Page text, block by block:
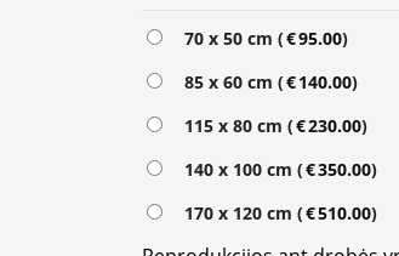
70 x 50 cm (€95.00)
85 x 60 cm (€140.00)
115 x 80 cm (€230.00)
140 x 100 cm (€350.00)
170 x 120 cm (€510.00)
Alternative: